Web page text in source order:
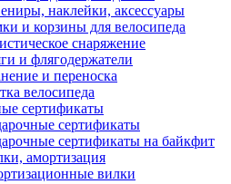
наклейки, аксессуары
и корзины для велосипеда
снаряжение
и флягодержатели
и переноска
велосипеда
сертификаты
сертификаты
сертификаты на байкфит
амортизация
вилки